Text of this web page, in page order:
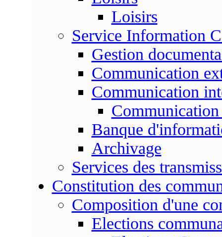
Loisirs
Service Information
Gestion
Communication
Communication
Communication
Banque
Archivage
Services des
Constitution des
Composition d'une
Elections